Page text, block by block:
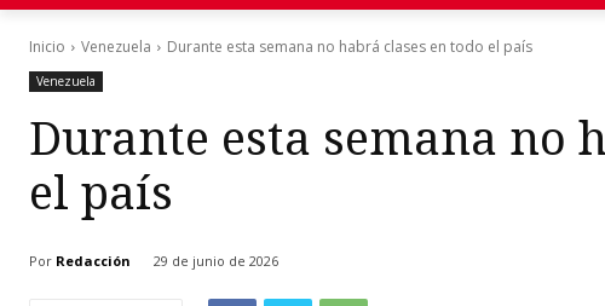
Inicio Venezuela Durante esta semana no habrá clases en todo el país
Venezuela
Durante esta semana no
el país
Por Redacción 29 de junio de 2026